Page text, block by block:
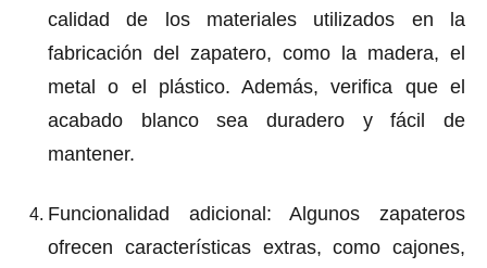
calidad de los materiales utilizados en la
fabricación del zapatero, como la madera, el
metal o el plástico. Además, verifica que el
acabado blanco sea duradero y fácil de
mantener.
Funcionalidad adicional: Algunos zapateros
ofrecen características extras, como cajones,